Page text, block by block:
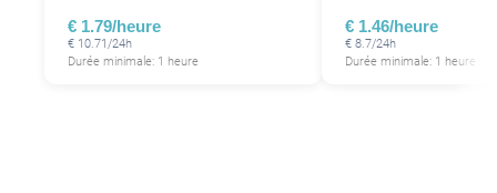
€ 1.79/heure
€ 10.71/24h
Durée minimale: 1 heure
€ 1.46/heure
€ 8.7/24h
Durée minimale: 1 heure